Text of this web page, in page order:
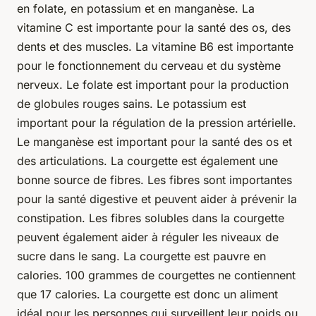
en folate, en potassium et en manganèse. La
vitamine C est importante pour la santé des os, des
dents et des muscles. La vitamine B6 est importante
pour le fonctionnement du cerveau et du système
nerveux. Le folate est important pour la production
de globules rouges sains. Le potassium est
important pour la régulation de la pression artérielle.
Le manganèse est important pour la santé des os et
des articulations. La courgette est également une
bonne source de fibres. Les fibres sont importantes
pour la santé digestive et peuvent aider à prévenir la
constipation. Les fibres solubles dans la courgette
peuvent également aider à réguler les niveaux de
sucre dans le sang. La courgette est pauvre en
calories. 100 grammes de courgettes ne contiennent
que 17 calories. La courgette est donc un aliment
idéal pour les personnes qui surveillent leur poids ou